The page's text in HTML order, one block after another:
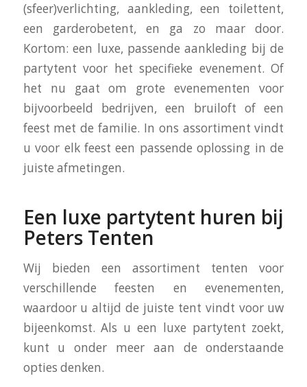
(sfeer)verlichting, aankleding, een toilettent,
een garderobetent, en ga zo maar door.
Kortom: een luxe, passende aankleding bij de
partytent voor het specifieke evenement. Of
het nu gaat om grote evenementen voor
bijvoorbeeld bedrijven, een bruiloft of een
feest met de familie. In ons assortiment vindt
u voor elk feest een passende oplossing in de
juiste afmetingen.
Een luxe partytent huren bij
Peters Tenten
Wij bieden een assortiment tenten voor
verschillende feesten en evenementen,
waardoor u altijd de juiste tent vindt voor uw
bijeenkomst. Als u een luxe partytent zoekt,
kunt u onder meer aan de onderstaande
opties denken.